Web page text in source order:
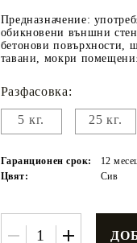
536лв.
€3.42 6.69лв.
Предназначение:
обикновени външни
бетонови повърхности,
тавани, мокри
Разфасовка:
5 кг. 25 кг.
Гаранционен срок:
12
Цвят:
Сив